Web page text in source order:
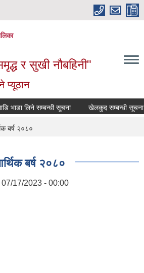
र सुखी नौबहिनी"
प्यूठान
भाडा लिने सम्बन्धी सूचना खेलकुद सम्बन्धी सूचना
बर्ष २०८०
बर्ष २०८०
07/17/2023 - 00:00